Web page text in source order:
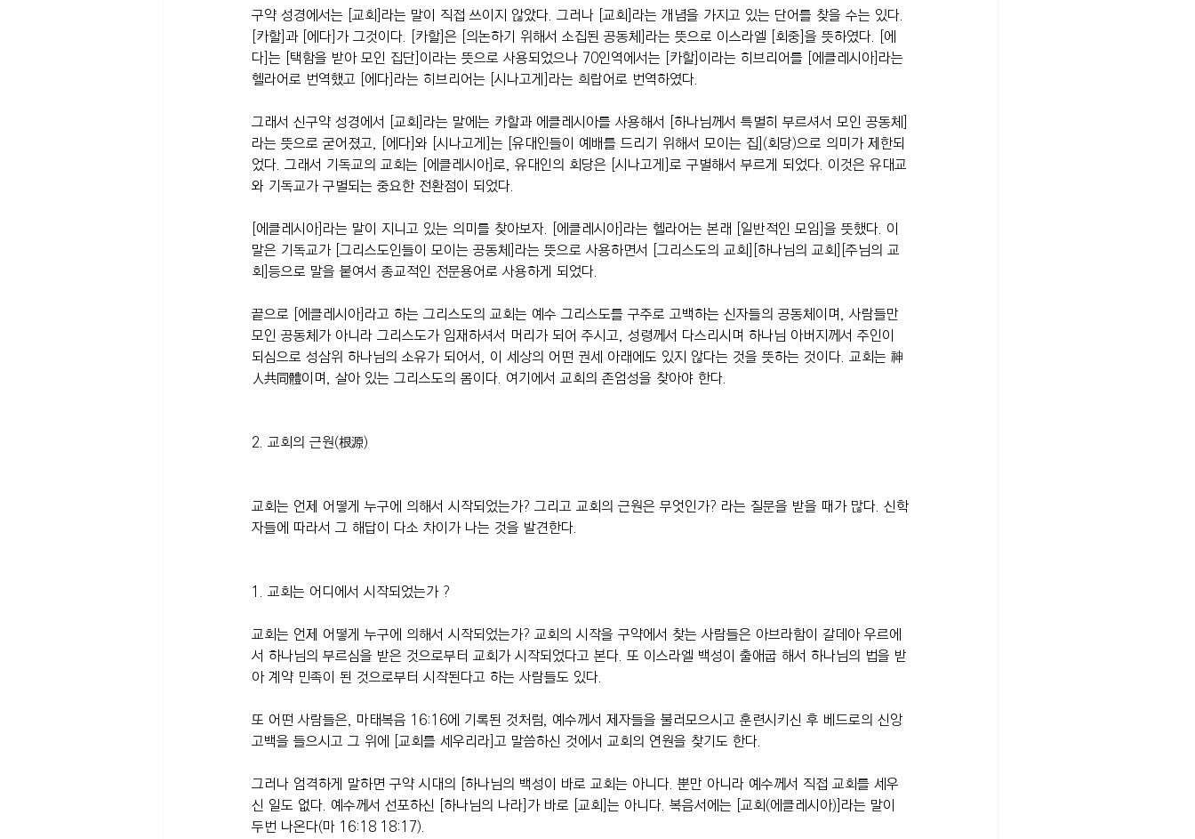
구약 성경에서는 [교회]라는 말이 직접 쓰이지 않았다. 그러나 [교회]라는 개념을 가지고 있는 단어를 찾을 수는 있다.
[카할]과 [에다]가 그것이다. [카할]은 [의논하기 위해서 소집된 공동체]라는 뜻으로 이스라엘 [회중]을 뜻하였다. [에
다]는 [택함을 받아 모인 집단]이라는 뜻으로 사용되었으나 70인역에서는 [카할]이라는 히브리어를 [에클레시아]라는
헬라어로 번역했고 [에다]라는 히브리어는 [시나고게]라는 희랍어로 번역하였다.
그래서 신구약 성경에서 [교회]라는 말에는 카할과 에클레시아를 사용해서 [하나님께서 특별히 부르셔서 모인 공동체]
라는 뜻으로 굳어졌고, [에다]와 [시나고게]는 [유대인들이 예배를 드리기 위해서 모이는 집](회당)으로 의미가 제한되
었다. 그래서 기독교의 교회는 [에클레시아]로, 유대인의 회당은 [시나고게]로 구별해서 부르게 되었다. 이것은 유대교
와 기독교가 구별되는 중요한 전환점이 되었다.
[에클레시아]라는 말이 지니고 있는 의미를 찾아보자. [에클레시아]라는 헬라어는 본래 [일반적인 모임]을 뜻했다. 이
말은 기독교가 [그리스도인들이 모이는 공동체]라는 뜻으로 사용하면서 [그리스도의 교회][하나님의 교회][주님의 교
회]등으로 말을 붙여서 종교적인 전문용어로 사용하게 되었다.
끝으로 [에클레시아]라고 하는 그리스도의 교회는 예수 그리스도를 구주로 고백하는 신자들의 공동체이며, 사람들만
모인 공동체가 아니라 그리스도가 임재하셔서 머리가 되어 주시고, 성령께서 다스리시며 하나님 아버지께서 주인이
되심으로 성삼위 하나님의 소유가 되어서, 이 세상의 어떤 권세 아래에도 있지 않다는 것을 뜻하는 것이다. 교회는 神
人共同體이며, 살아 있는 그리스도의 몸이다. 여기에서 교회의 존엄성을 찾아야 한다.
2. 교회의 근원(根源)
교회는 언제 어떻게 누구에 의해서 시작되었는가? 그리고 교회의 근원은 무엇인가? 라는 질문을 받을 때가 많다. 신학
자들에 따라서 그 해답이 다소 차이가 나는 것을 발견한다.
1. 교회는 어디에서 시작되었는가 ?
교회는 언제 어떻게 누구에 의해서 시작되었는가? 교회의 시작을 구약에서 찾는 사람들은 아브라함이 갈데아 우르에
서 하나님의 부르심을 받은 것으로부터 교회가 시작되었다고 본다. 또 이스라엘 백성이 출애굽 해서 하나님의 법을 받
아 계약 민족이 된 것으로부터 시작된다고 하는 사람들도 있다.
또 어떤 사람들은, 마태복음 16:16에 기록된 것처럼, 예수께서 제자들을 불러모으시고 훈련시키신 후 베드로의 신앙
고백을 들으시고 그 위에 [교회를 세우리라]고 말씀하신 것에서 교회의 연원을 찾기도 한다.
그러나 엄격하게 말하면 구약 시대의 [하나님의 백성이 바로 교회는 아니다. 뿐만 아니라 예수께서 직접 교회를 세우
신 일도 없다. 예수께서 선포하신 [하나님의 나라]가 바로 [교회]는 아니다. 복음서에는 [교회(에클레시아)]라는 말이
두번 나온다(마 16:18 18:17).